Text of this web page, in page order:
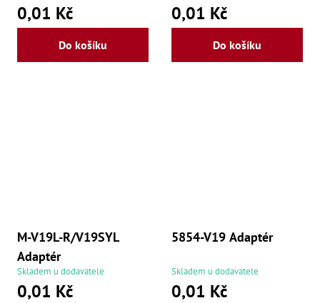
0,01 Kč
Do košíku
0,01 Kč
Do košíku
M-V19L-R/V19SYL
Adaptér
Skladem u dodavatele
0,01 Kč
5854-V19 Adaptér
Skladem u dodavatele
0,01 Kč